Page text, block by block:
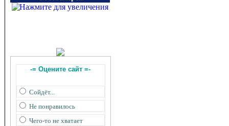
-= Оцените сайт =-
Сойдёт...
Не понравилось
Чего-то не хватает